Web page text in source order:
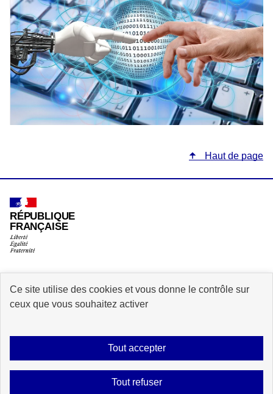
Ce site utilise des cookies et vous donne le contrôle sur
ceux que vous souhaitez activer
Tout accepter
Tout refuser
Haut de page
RÉPUBLIQUE
FRANÇAISE
legifrance.gouv.fr info.gouv.fr
Plan du site Accessibilité Mentions légales Données personnelles